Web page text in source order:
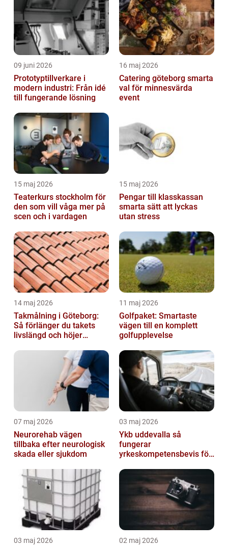
09 juni 2026
Prototyptillverkare i
modern industri: Från idé
till fungerande lösning
16 maj 2026
Catering göteborg smarta
val för minnesvärda
event
15 maj 2026
Teaterkurs stockholm för
den som vill våga mer på
scen och i vardagen
15 maj 2026
Pengar till klasskassan
smarta sätt att lyckas
utan stress
14 maj 2026
Takmålning i Göteborg:
Så förlänger du takets
livslängd och höjer
11 maj 2026
Golfpaket: Smartaste
vägen till en komplett
golfupplevelse
07 maj 2026
Neurorehab vägen
tillbaka efter neurologisk
skada eller sjukdom
03 maj 2026
Ykb uddevalla så
fungerar
yrkeskompetensbevis för
03 maj 2026 02 maj 2026